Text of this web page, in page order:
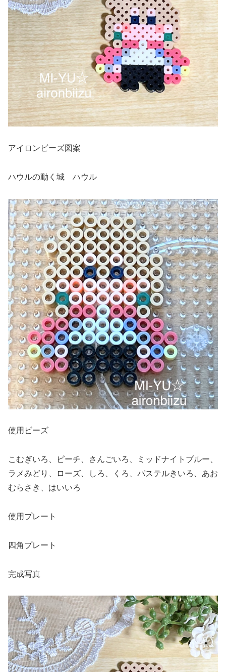
アイロンビーズ図案
ハウルの動く城 ハウル
使用ビーズ
こむぎいろ、ピーチ、さんごいろ、ミッドナイトブルー、
ラメみどり、ローズ、しろ、くろ、パステルきいろ、あお
むらさき、はいいろ
使用プレート
四角プレート
完成写真